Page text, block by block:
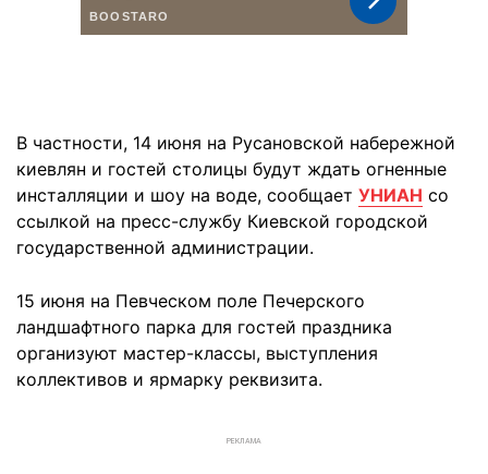
В частности, 14 июня на Русановской набережной
киевлян и гостей столицы будут ждать огненные
инсталляции и шоу на воде, сообщает УНИАН со
ссылкой на пресс-службу Киевской городской
государственной администрации.
15 июня на Певческом поле Печерского
ландшафтного парка для гостей праздника
организуют мастер-классы, выступления
коллективов и ярмарку реквизита.
РЕКЛАМА